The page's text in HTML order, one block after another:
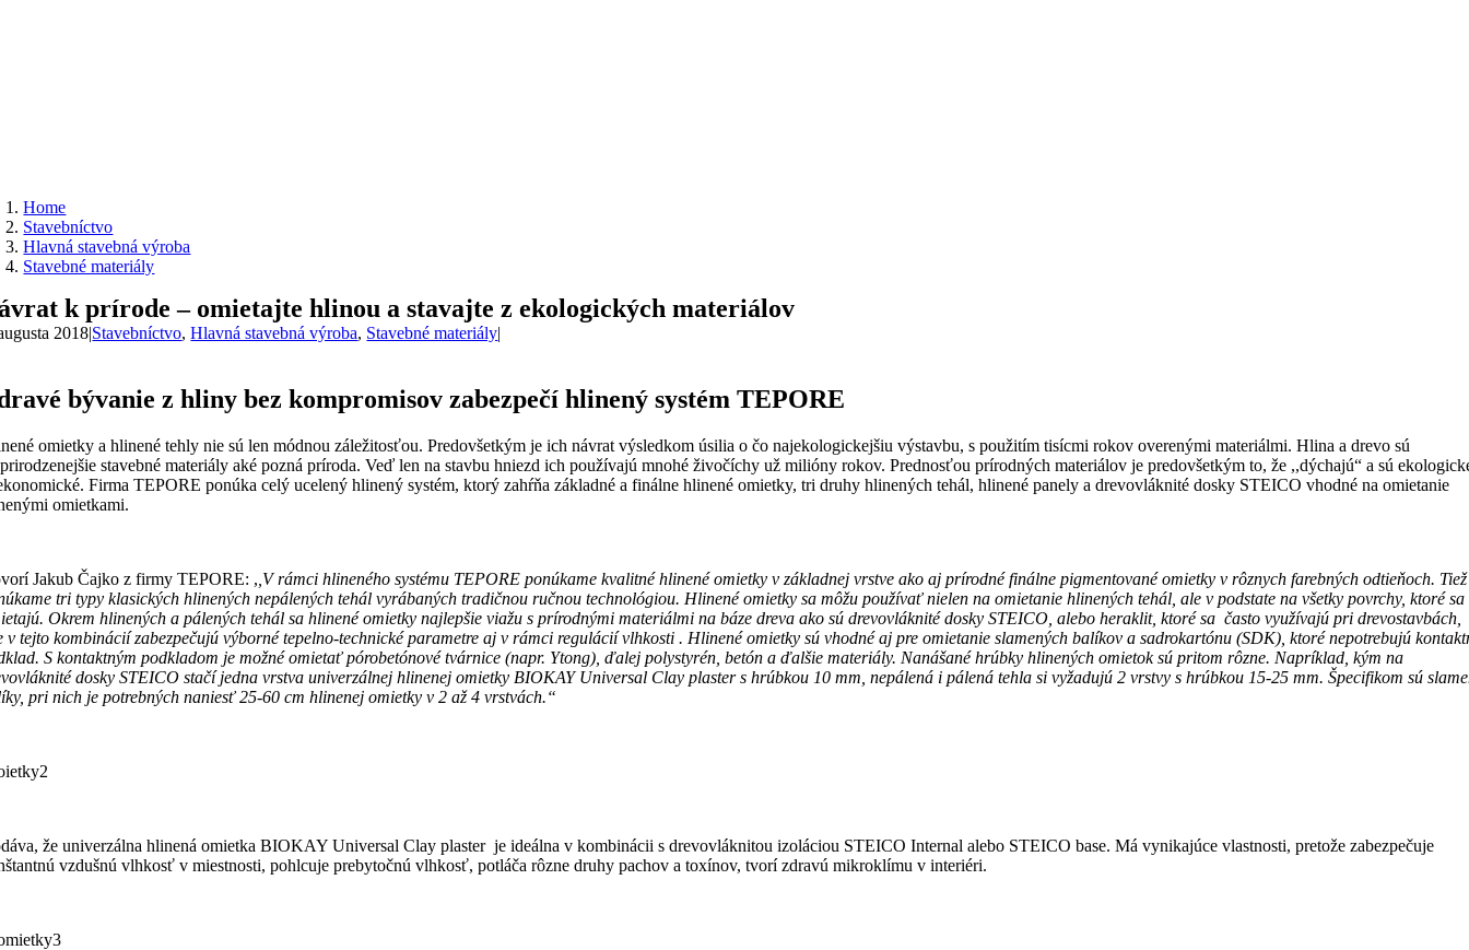
Home
Stavebníctvo
Hlavná stavebná výroba
Stavebné materiály
k prírode – omietajte hlinou a stavajte z ekologických materiálov
2018|Stavebníctvo,Hlavná stavebná výroba, Stavebné materiály|
bývanie z hliny bez kompromisov zabezpečí hlinený systém TEPORE
omietky a hlinené tehly nie sú len módnou záležitosťou. Predovšetkým je ich návrat výsledkom úsilia o čo najekologickejšiu výstavbu, s použitím tisícmi rokov overenými materiálmi. Hlina a drevo sú
stavebné materiály aké pozná príroda. Veď len na stavbu hniezd ich používajú mnohé živočíchy už milióny rokov. Prednosťou prírodných materiálov je predovšetkým to, že ,,dýchajú“ a sú
Firma TEPORE ponúka celý ucelený hlinený systém, ktorý zahŕňa základné a finálne hlinené omietky, tri druhy hlinených tehál, hlinené panely a drevovláknité dosky STEICO vhodné na omietanie
omietkami.
Jakub Čajko z firmy TEPORE: , ,V rámci hlineného systému TEPORE ponúkame kvalitné hlinené omietky v základnej vrstve ako aj prírodné finálne pigmentované omietky v rôznych farebných odtieňoch. Tiež
tri typy klasických hlinených nepálených tehál vyrábaných tradičnou ručnou technológiou. Hlinené omietky sa môžu používať nielen na omietanie hlinených tehál, ale v podstate na všetky povrchy, ktoré sa
Okrem hlinených a pálených tehál sa hlinené omietky najlepšie viažu s prírodnými materiálmi na báze dreva ako sú drevovláknité dosky STEICO, alebo heraklit, ktoré sa často využívajú pri drevostavbách,
v tejto kombinácií zabezpečujú výborné tepelno-technické parametre aj v rámci regulácií vlhkosti . Hlinené omietky sú vhodné aj pre omietanie slamených balíkov a sadrokartónu (SDK), ktoré nepotrebujú
S kontaktným podkladom je možné omietať pórobetónové tvárnice (napr. Ytong), ďalej polystyrén, betón a ďalšie materiály. Nanášané hrúbky hlinených omietok sú pritom rôzne. Napríklad, kým na
dosky STEICO stačí jedna vrstva univerzálnej hlinenej omietky BIOKAY Universal Clay plaster s hrúbkou 10 mm, nepálená i pálená tehla si vyžadujú 2 vrstvy s hrúbkou 15-25 mm. Špecifikom sú
pri nich je potrebných naniesť 25-60 cm hlinenej omietky v 2 až 4 vrstvách.“
že univerzálna hlinená omietka BIOKAY Universal Clay plaster je ideálna v kombinácii s drevovláknitou izoláciou STEICO Internal alebo STEICO base. Má vynikajúce vlastnosti, pretože zabezpečuje
vzdušnú vlhkosť v miestnosti, pohlcuje prebytočnú vlhkosť, potláča rôzne druhy pachov a toxínov, tvorí zdravú mikroklímu v interiéri.